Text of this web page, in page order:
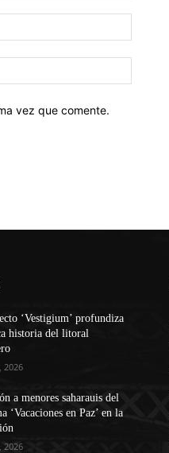
vez que comente.
‘Vestigium’ profundiza
historia del litoral
2026
a menores saharauis del
‘Vacaciones en Paz’ en la
2026